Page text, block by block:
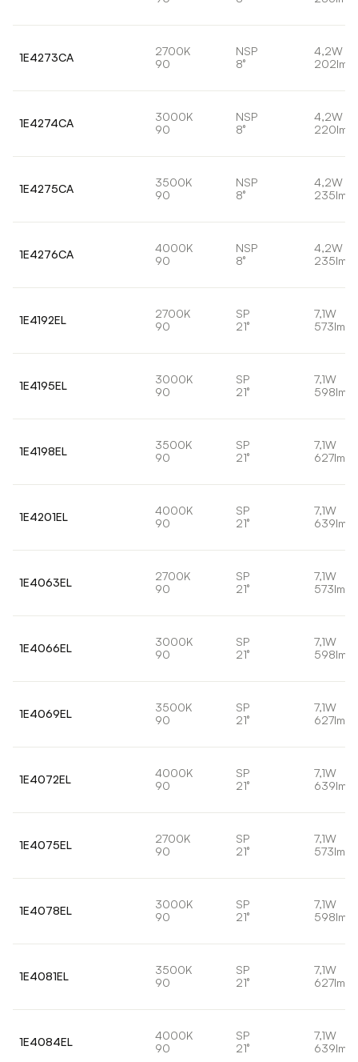
1E4273CA
2700K
90
NSP
8°
4,2W
202lm
1E4274CA
3000K
90
NSP
8°
4,2W
220lm
1E4275CA
3500K
90
NSP
8°
4,2W
235lm
1E4276CA
4000K
90
NSP
8°
4,2W
235lm
1E4192EL
2700K
90
SP
21°
7,1W
573lm
1E4195EL
3000K
90
SP
21°
7,1W
598lm
1E4198EL
3500K
90
SP
21°
7,1W
627lm
1E4201EL
4000K
90
SP
21°
7,1W
639lm
1E4063EL
2700K
90
SP
21°
7,1W
573lm
1E4066EL
3000K
90
SP
21°
7,1W
598lm
1E4069EL
3500K
90
SP
21°
7,1W
627lm
1E4072EL
4000K
90
SP
21°
7,1W
639lm
1E4075EL
2700K
90
SP
21°
7,1W
573lm
1E4078EL
3000K
90
SP
21°
7,1W
598lm
1E4081EL
3500K
90
SP
21°
7,1W
627lm
1E4084EL
4000K
90
SP
21°
7,1W
639lm